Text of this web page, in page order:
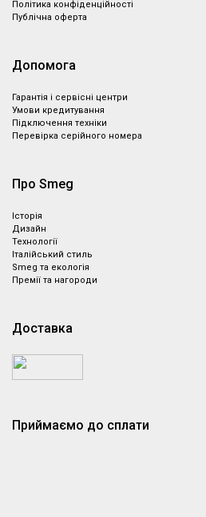
Політика конфіденційності
Публічна оферта
Допомога
Гарантія і сервісні центри
Умови кредитування
Підключення техніки
Перевірка серійного номера
Про Smeg
Історія
Дизайн
Технології
Італійський стиль
Smeg та екологія
Премії та нагороди
Доставка
Приймаємо до сплати